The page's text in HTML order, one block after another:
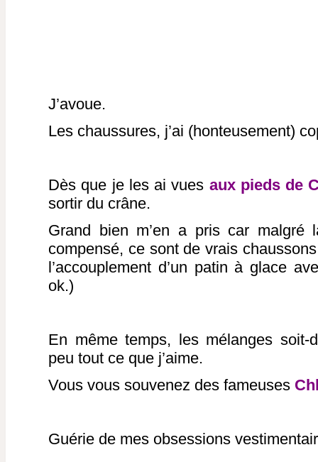
J’avoue.
Les chaussures, j’ai (honteusement)
Dès que je les ai vues aux pieds de
sortir du crâne.
Grand bien m’en a pris car malgré
compensé, ce sont de vrais
l’accouplement d’un patin à glace
ok.)
En même temps, les mélanges soit-
peu tout ce que j’aime.
Vous vous souvenez des fameuses
Guérie de mes obsessions